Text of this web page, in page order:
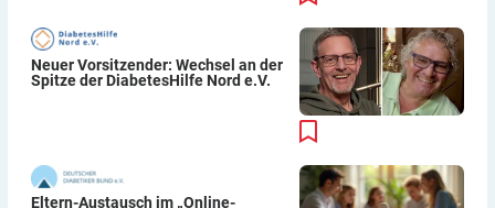
Neuer Vorsitzender: Wechsel an der
Spitze der DiabetesHilfe Nord e.V.
Eltern-Austausch im „Online-